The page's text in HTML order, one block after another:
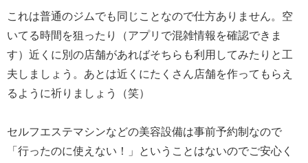
これは普通のジムでも同じことなので仕方ありません。空
いてる時間を狙ったり（アプリで混雑情報を確認できま
す）近くに別の店舗があればそちらも利用してみたりと工
夫しましょう。あとは近くにたくさん店舗を作ってもらえ
るように祈りましょう（笑）
セルフエステマシンなどの美容設備は事前予約制なので
「行ったのに使えない！」ということはないのでご安心く